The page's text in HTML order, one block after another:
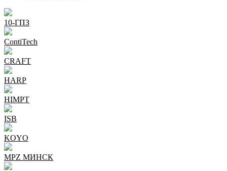
10-ГПЗ
ContiTech
CRAFT
HARP
HIMPT
ISB
KOYO
MPZ МИНСК